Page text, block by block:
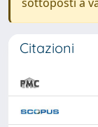
Citazioni